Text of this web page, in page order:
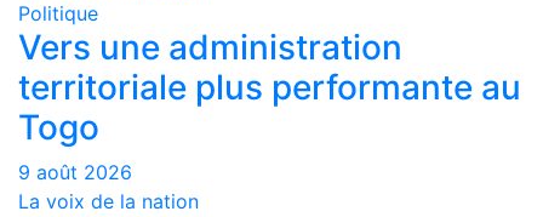
Politique
Vers une administration
territoriale plus performante au
Togo
9 août 2026
La voix de la nation